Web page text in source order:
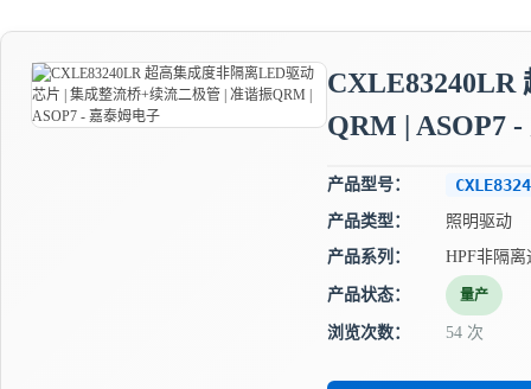
CXLE83240LR
QRM | ASOP7
产品型号：
产品类型：
照明驱动
产品系列：
HPF非隔
产品状态： 量产
浏览次数： 54 次